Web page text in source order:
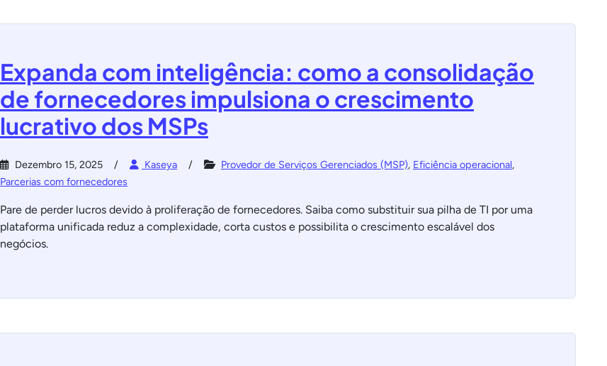
Expanda com inteligência: como a consolidação
de fornecedores impulsiona o crescimento
lucrativo dos MSPs
Dezembro 15, 2025 Kaseya Provedor de Serviços Gerenciados (MSP), Eficiência operacional,
Parcerias com fornecedores
Pare de perder lucros devido à proliferação de fornecedores. Saiba como substituir sua pilha de TI por uma
plataforma unificada reduz a complexidade, corta custos e possibilita o crescimento escalável dos
negócios.